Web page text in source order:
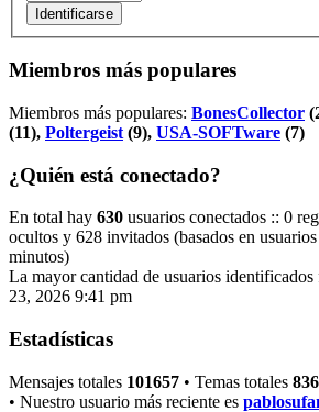
Miembros más populares
Miembros más populares: BonesCollector
(11), Poltergeist (9), USA-SOFTware (7)
¿Quién está conectado?
En total hay 630 usuarios conectados :: 0
ocultos y 628 invitados (basados en
minutos)
La mayor cantidad de usuarios identificados
23, 2026 9:41 pm
Estadísticas
Mensajes totales 101657 • Temas totales
• Nuestro usuario más reciente es